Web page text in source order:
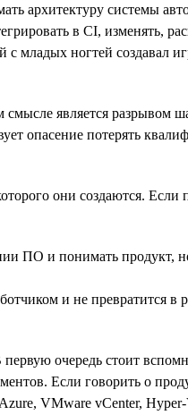
архитектуру системы
в CI, изменять,
младых ногтей создавал
смысле является
опасение потерять
они создаются.
ПО и понимать продукт,
и не
очередь стоит
Если говорить о
VMware vCenter,